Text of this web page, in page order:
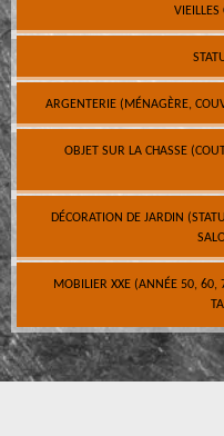
VIEILLES
ARGENTERIE (MÉNAGÈRE,
OBJET SUR LA CHASSE
DÉCORATION DE JARDIN
MOBILIER XXE (ANNÉE 50, 60,